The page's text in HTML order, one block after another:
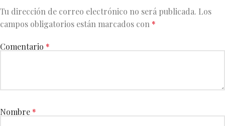
Tu dirección de correo electrónico no será publicada. Los
campos obligatorios están marcados con *
Comentario *
Nombre *